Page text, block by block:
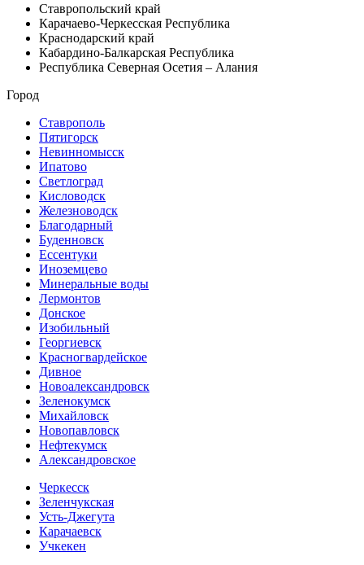
Ставропольский край
Карачаево-Черкесская Республика
Краснодарский край
Кабардино-Балкарская Республика
Республика Северная Осетия – Алания
Город
Ставрополь
Пятигорск
Невинномысск
Ипатово
Светлоград
Кисловодск
Железноводск
Благодарный
Буденновск
Ессентуки
Иноземцево
Минеральные воды
Лермонтов
Донское
Изобильный
Георгиевск
Красногвардейское
Дивное
Новоалександровск
Зеленокумск
Михайловск
Новопавловск
Нефтекумск
Александровское
Черкесск
Зеленчукская
Усть-Джегута
Карачаевск
Учкекен